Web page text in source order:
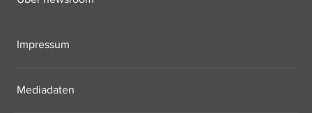
Impressum
Mediadaten